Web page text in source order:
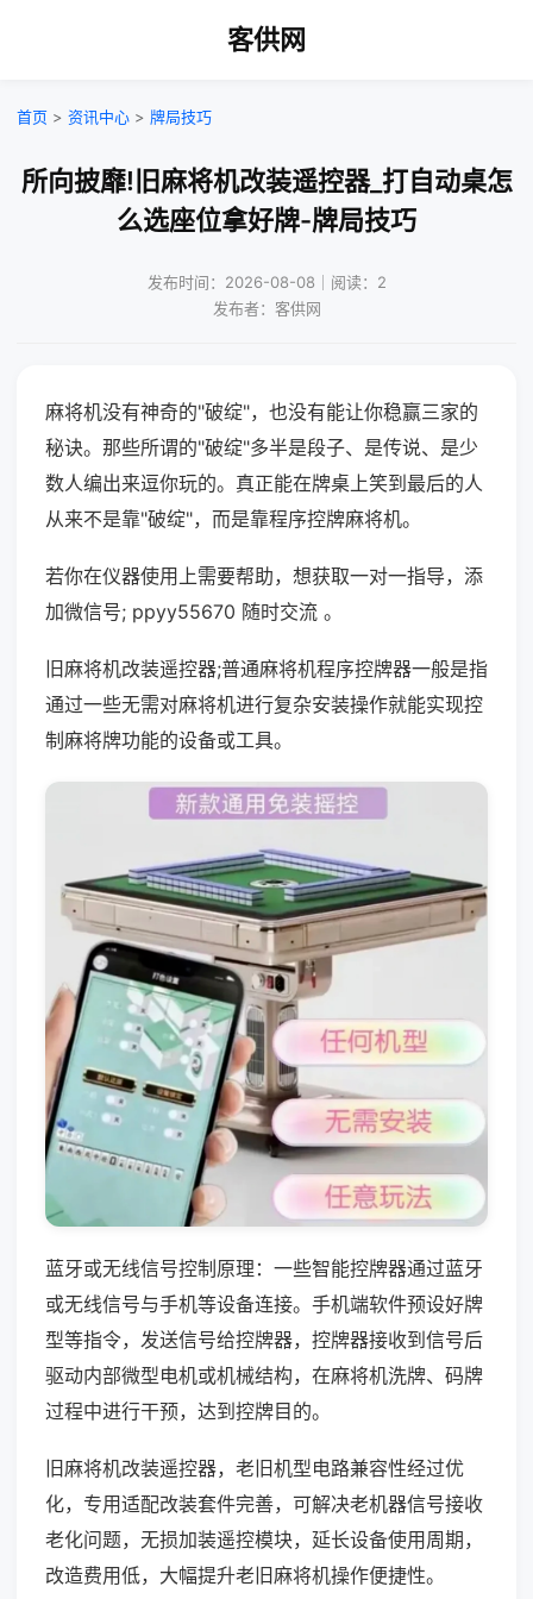
客供网
首页 > 资讯中心 > 牌局技巧
所向披靡!旧麻将机改装遥控器_打自动桌怎
么选座位拿好牌-牌局技巧
发布时间：2026-08-08｜阅读：2
发布者：客供网
麻将机没有神奇的"破绽"，也没有能让你稳赢三家的
秘诀。那些所谓的"破绽"多半是段子、是传说、是少
数人编出来逗你玩的。真正能在牌桌上笑到最后的人
从来不是靠"破绽"，而是靠程序控牌麻将机。
若你在仪器使用上需要帮助，想获取一对一指导，添
加微信号; ppyy55670 随时交流 。
旧麻将机改装遥控器;普通麻将机程序控牌器一般是指
通过一些无需对麻将机进行复杂安装操作就能实现控
制麻将牌功能的设备或工具。
蓝牙或无线信号控制原理：一些智能控牌器通过蓝牙
或无线信号与手机等设备连接。手机端软件预设好牌
型等指令，发送信号给控牌器，控牌器接收到信号后
驱动内部微型电机或机械结构，在麻将机洗牌、码牌
过程中进行干预，达到控牌目的。
旧麻将机改装遥控器，老旧机型电路兼容性经过优
化，专用适配改装套件完善，可解决老机器信号接收
老化问题，无损加装遥控模块，延长设备使用周期，
改造费用低，大幅提升老旧麻将机操作便捷性。